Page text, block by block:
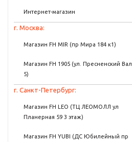
Интернет-магазин
г. Москва:
Магазин FH MIR (пр Мира 184 к1)
Магазин FH 1905 (ул. Пресненский Вал,
5)
г. Санкт-Петербург:
Магазин FH LEO (ТЦ ЛЕОМОЛЛ ул
Планерная 59 3 этаж)
Магазин FH YUBI (ДС Юбилейный пр